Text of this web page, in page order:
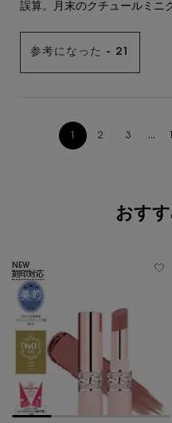
誤算。月末のクチュールミニ
参考になった - 21
ページ 1/10。 現在の
2 3 ...
おす
NEW
刻印対応